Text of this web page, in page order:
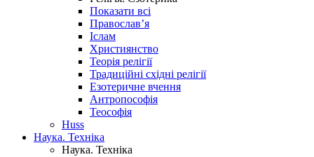
Показати всі
Православ’я
Іслам
Християнство
Теорія релігії
Традиційні східні релігії
Езотеричне вчення
Антропософія
Теософія
Huss
Наука. Техніка
Наука. Техніка